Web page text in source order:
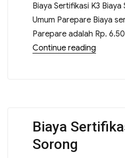
Biaya Sertifikasi K3 Biaya
Umum Parepare Biaya
Parepare adalah Rp.
Continue reading
Biaya
Sorong